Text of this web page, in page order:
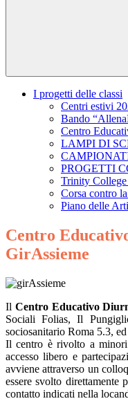
I progetti delle classi
Centri estivi
Bando
Centro
LAMPI DI
PROGETTI
Trinity
Corsa contro
Piano delle Arti
Centro
GirAssieme
Il Centro Educativo
Sociali Folias, Il
sociosanitario Roma 5.3,
Il centro è rivolto a
accesso libero e
avviene attraverso un
essere svolto direttamente
contatto indicati nella